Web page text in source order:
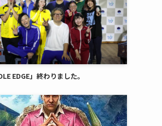
EDGE」終わりました。